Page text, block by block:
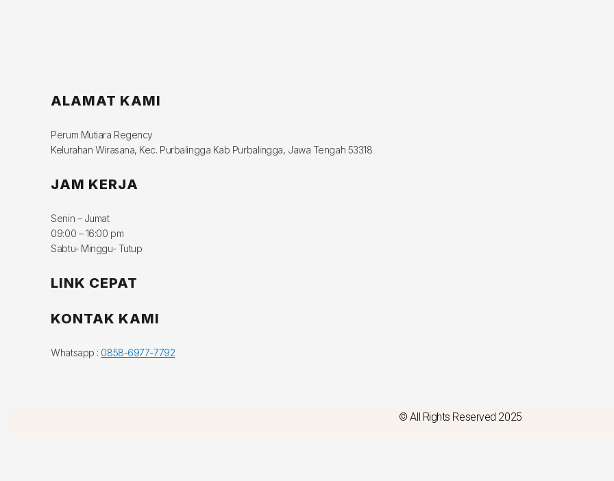
ALAMAT KAMI
Perum Mutiara Regency
Kelurahan Wirasana, Kec. Purbalingga Kab Purbalingga, Jawa Tengah 53318
JAM KERJA
Senin – Jumat
09:00 – 16:00 pm
Sabtu- Minggu- Tutup
LINK CEPAT
KONTAK KAMI
Whatsapp : 0858-6977-7792
© All Rights Reserved 2025